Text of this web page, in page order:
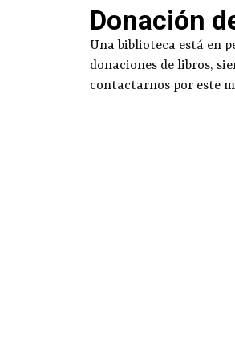
Donación
Una biblioteca está en
donaciones de libros,
contactarnos por este